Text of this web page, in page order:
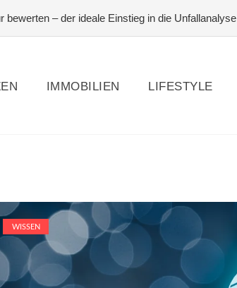
– der ideale Einstieg in die Unfallanalyse
IMMOBILIEN LIFESTYLE
WISSEN